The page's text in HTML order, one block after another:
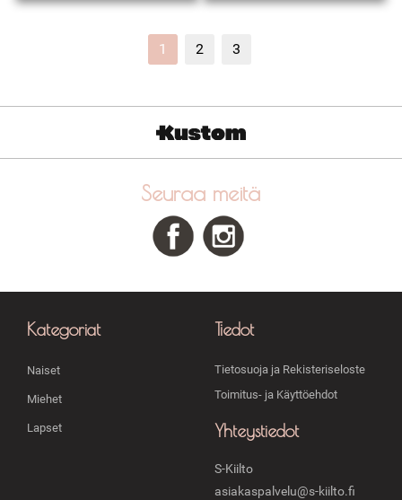
1 2 3
Seuraa meitä
Kategoriat
Naiset
Miehet
Lapset
Tiedot
Tietosuoja ja Rekisteriseloste
Toimitus- ja Käyttöehdot
Yhteystiedot
S-Kiilto
asiakaspalvelu@s-kiilto.fi